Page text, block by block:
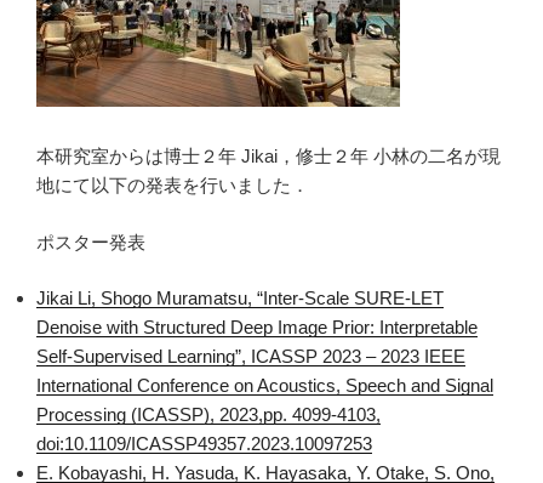
本研究室からは博士２年 Jikai，修士２年 小林の二名が現
地にて以下の発表を行いました．
ポスター発表
Jikai Li, Shogo Muramatsu, “Inter-Scale SURE-LET
Denoise with Structured Deep Image Prior: Interpretable
Self-Supervised Learning”, ICASSP 2023 – 2023 IEEE
International Conference on Acoustics, Speech and Signal
Processing (ICASSP), 2023,pp. 4099-4103,
doi:10.1109/ICASSP49357.2023.10097253
E. Kobayashi, H. Yasuda, K. Hayasaka, Y. Otake, S. Ono,